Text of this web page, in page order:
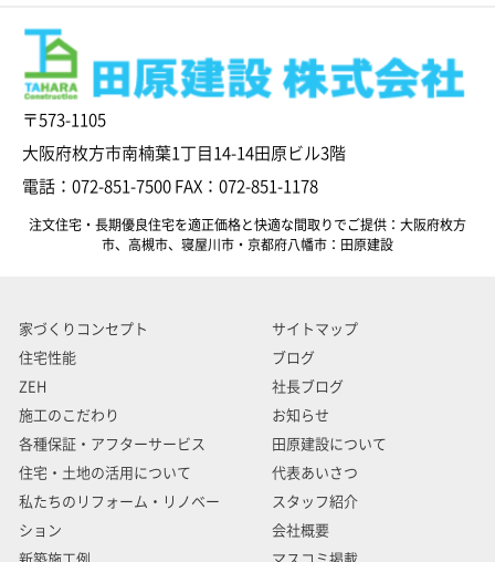
〒573-1105
大阪府枚方市南楠葉1丁目14-14田原ビル3階
電話：072-851-7500 FAX：072-851-1178
注文住宅・長期優良住宅を適正価格と快適な間取りでご提供：大阪府枚方
市、高槻市、寝屋川市・京都府八幡市：田原建設
家づくりコンセプト
住宅性能
ZEH
施工のこだわり
各種保証・アフターサービス
住宅・土地の活用について
私たちのリフォーム・リノベー
ション
サイトマップ
ブログ
社長ブログ
お知らせ
田原建設について
代表あいさつ
スタッフ紹介
会社概要